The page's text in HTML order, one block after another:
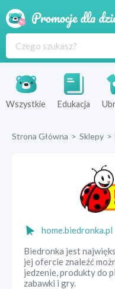
Wszystkie Edukacja
Strona Główna > Sklepy >
home.biedronka.pl
Biedronka jest
jej ofercie znaleźć
jedzenie, produkty do
zabawki i gry.